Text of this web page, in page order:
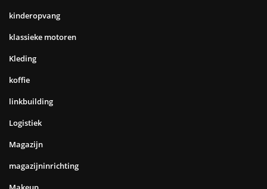
kinderopvang
klassieke motoren
Kleding
koffie
linkbuilding
Logistiek
Magazijn
magazijninrichting